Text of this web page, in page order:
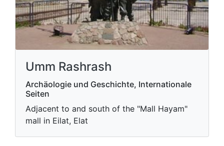
Umm Rashrash
Archäologie und Geschichte, Internationale
Seiten
Adjacent to and south of the "Mall Hayam"
mall in Eilat, Elat